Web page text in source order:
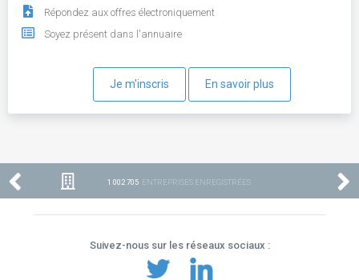
Répondez aux offres électroniquement
Soyez présent dans l'annuaire
Je m'inscris En savoir plus
1 002 705 ENTREPRISES ENREGISTRÉES
Suivez-nous sur les réseaux sociaux :